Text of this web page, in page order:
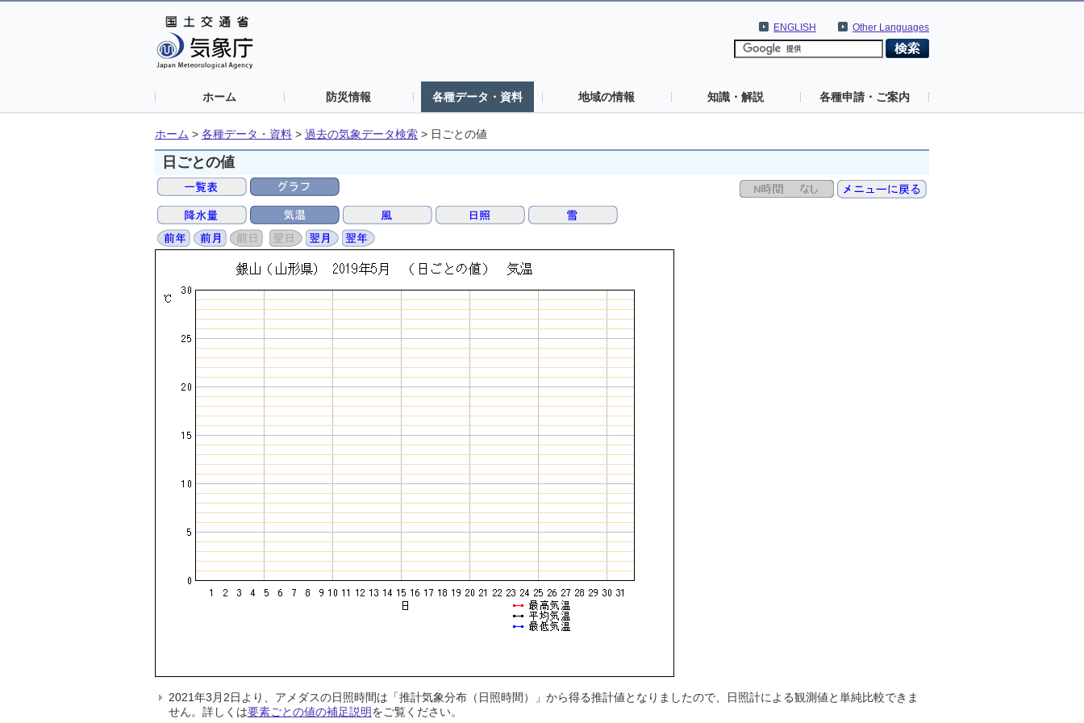
Other Languages
ENGLISH
ホーム 防災情報 各種データ・資料 地域の情報 知識・解説 各種申請・ご案内
ホーム > 各種データ・資料 > 過去の気象データ検索 > 日ごとの値
日ごとの値
2021年3月2日より、アメダスの日照時間は「推計気象分布（日照時間）」から得る推計値となりましたので、日照計による観測値と単純比較できま
せん。詳しくは要素ごとの値の補足説明をご覧ください。